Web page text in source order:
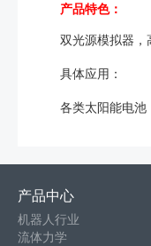
产品特色：
双光源模拟器，
具体应用：
各类太阳能电池
产品中心
机器人行业
流体力学